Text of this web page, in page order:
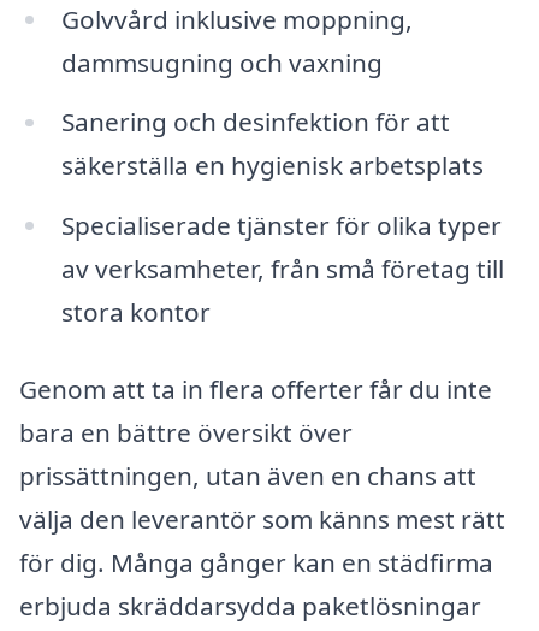
Golvvård inklusive moppning,
dammsugning och vaxning
Sanering och desinfektion för att
säkerställa en hygienisk arbetsplats
Specialiserade tjänster för olika typer
av verksamheter, från små företag till
stora kontor
Genom att ta in flera offerter får du inte
bara en bättre översikt över
prissättningen, utan även en chans att
välja den leverantör som känns mest rätt
för dig. Många gånger kan en städfirma
erbjuda skräddarsydda paketlösningar